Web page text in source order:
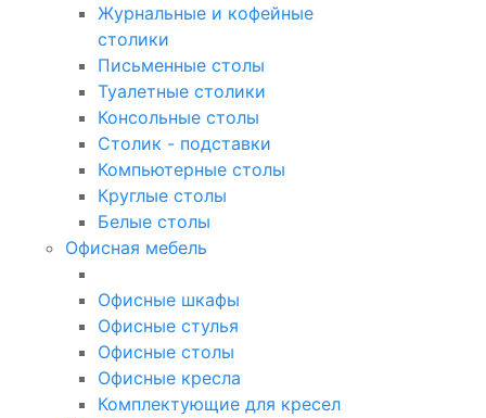
Журнальные и кофейные
столики
Письменные столы
Туалетные столики
Консольные столы
Столик - подставки
Компьютерные столы
Круглые столы
Белые столы
Офисная мебель
Офисные шкафы
Офисные стулья
Офисные столы
Офисные кресла
Комплектующие для кресел